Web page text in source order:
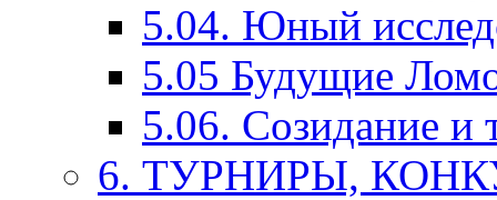
5.04. Юный
5.05 Будущие
5.06. Созидание и
6. ТУРНИРЫ,